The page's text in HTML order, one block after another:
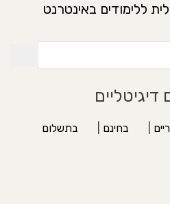
ללימודים באינטרנט
דיגיטליים
בחינם בתשלום